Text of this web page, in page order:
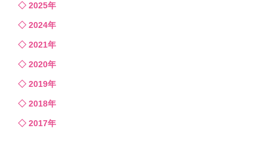
2025年
2024年
2021年
2020年
2019年
2018年
2017年